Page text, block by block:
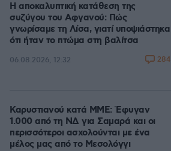
Η αποκαλυπτική κατάθεση της
συζύγου του Αφγανού: Πώς
γνωρίσαμε τη Λίσα, γιατί υποψιάστηκα
ότι ήταν το πτώμα στη βαλίτσα
06.08.2026, 12:32 284
Καρυστιανού κατά ΜΜΕ: Έφυγαν
1.000 από τη ΝΔ για Σαμαρά και οι
περισσότεροι ασχολούνται με ένα
μέλος μας από το Μεσολόγγι